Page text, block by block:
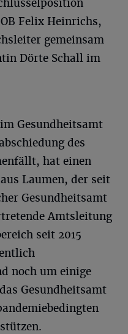
Felix Heinrichs,
gemeinsam
Dörte Schall im
Gesundheitsamt
des
hat einen
Laumen, der seit
Gesundheitsamt
Amtsleitung
seit 2015
noch um einige
Gesundheitsamt